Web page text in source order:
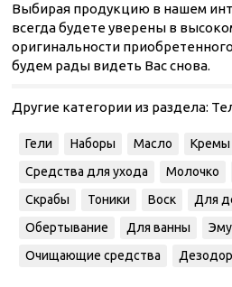
Выбирая продукцию в нашем
всегда будете уверены в
оригинальности
будем рады видеть Вас снова.
Другие категории из раздела:
Гели Наборы Масло Кремы
Средства для ухода
Молочко
Скрабы
Тоники Воск
Для
Обертывание
Для ванны
Очищающие средства